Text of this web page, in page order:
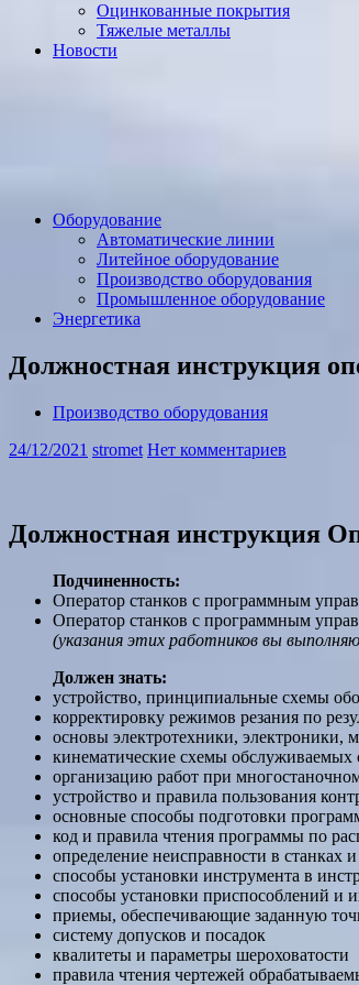
Оцинкованные покрытия
Тяжелые металлы
Новости
Оборудование
Автоматические линии
Литейное оборудование
Производство оборудования
Промышленное оборудование
Энергетика
Должностная инструкция
Производство оборудования
24/12/2021 stromet Нет комментариев
Должностная инструкция
Подчиненность:
Оператор станков с программным
Оператор станков с программным
(указания этих работников вы
Должен знать:
устройство, принципиальные схемы
корректировку режимов резания по
основы электротехники, электроники,
кинематические схемы обслуживаемых
организацию работ при
устройство и правила пользования
основные способы подготовки
код и правила чтения программы по
определение неисправности в станках
способы установки инструмента в
способы установки приспособлений и
приемы, обеспечивающие заданную
систему допусков и посадок
квалитеты и параметры шероховатости
правила чтения чертежей